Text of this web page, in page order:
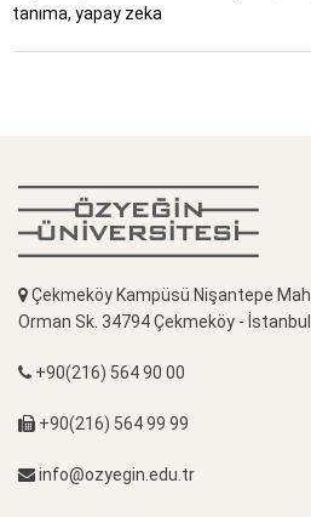
tanıma, yapay zeka
Çekmeköy Kampüsü Nişantepe Mah.
Orman Sk. 34794 Çekmeköy - İstanbul
+90(216) 564 90 00
+90(216) 564 99 99
info@ozyegin.edu.tr